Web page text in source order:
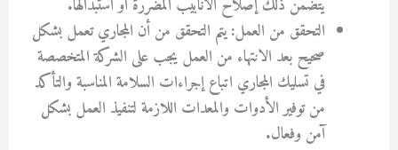
يتضمن ذلك إصلاح الأنابيب المضررة أو استبدالها.
التحقق من العمل: يتم التحقق من أن المجاري تعمل بشكل
صحيح بعد الانتهاء من العمل يجب على الشركة المتخصصة
في تسليك المجاري اتباع إجراءات السلامة المناسبة والتأكد
من توفير الأدوات والمعدات اللازمة لتنفيذ العمل بشكل
آمن وفعال.